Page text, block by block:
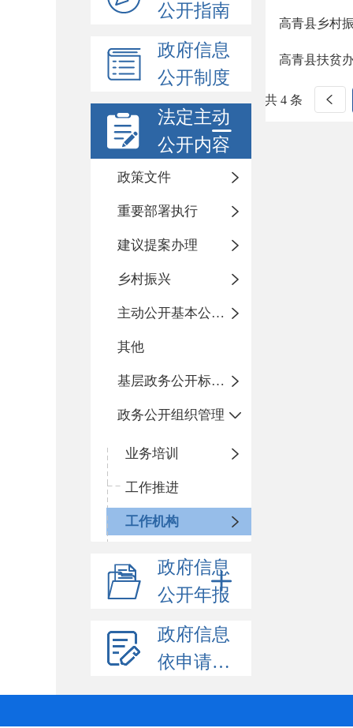
公开指南
政府信息
公开制度
法定主动
公开内容
政策文件
重要部署执行
建议提案办理
乡村振兴
主动公开基本公开目录
其他
基层政务公开标准化规范化
政务公开组织管理
业务培训
工作推进
工作机构
政府信息
公开年报
政府信息
依申请公开
高青县乡村
高青县扶贫
共 4 条